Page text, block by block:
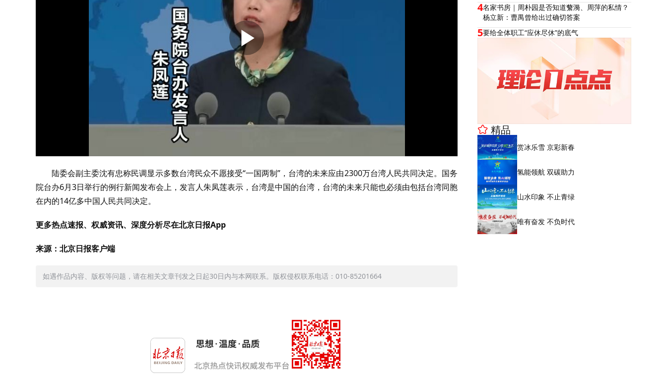
陆委会副主委沈有忠称民调显示多数台湾民众不愿接受“一国两制”，台湾的未来应由2300万台湾人民共同决定。国务
院台办6月3日举行的例行新闻发布会上，发言人朱凤莲表示，台湾是中国的台湾，台湾的未来只能也必须由包括台湾同胞
在内的14亿多中国人民共同决定。
更多热点速报、权威资讯、深度分析尽在北京日报App
来源：北京日报客户端
如遇作品内容、版权等问题，请在相关文章刊发之日起30日内与本网联系。版权侵权联系电话：010-85201664
4名家书房｜周朴园是否知道蘩漪、周萍的私情？
杨立新：曹禺曾给出过确切答案
5要给全体职工“应休尽休”的底气
精品
赏冰乐雪 京彩新春
氢能领航 双碳助力
山水印象 不止青绿
唯有奋发 不负时代